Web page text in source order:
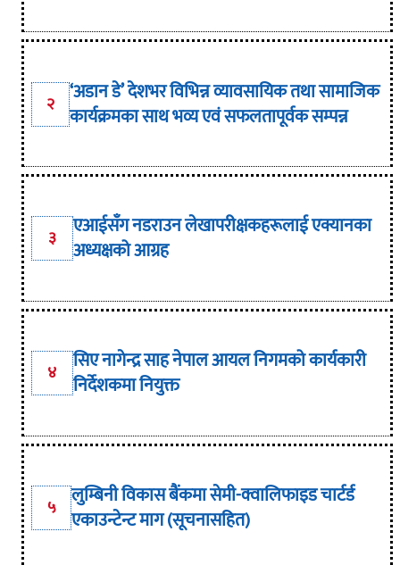
२ ‘अडान डे’ देशभर विभिन्न व्यावसायिक तथा सामाजिक
कार्यक्रमका साथ भव्य एवं सफलतापूर्वक सम्पन्न
३
एआईसँग नडराउन लेखापरीक्षकहरूलाई एक्यानका
अध्यक्षको आग्रह
४
सिए नागेन्द्र साह नेपाल आयल निगमको कार्यकारी
निर्देशकमा नियुक्त
५ लुम्बिनी विकास बैंकमा सेमी-क्वालिफाइड चार्टर्ड
एकाउन्टेन्ट माग (सूचनासहित)